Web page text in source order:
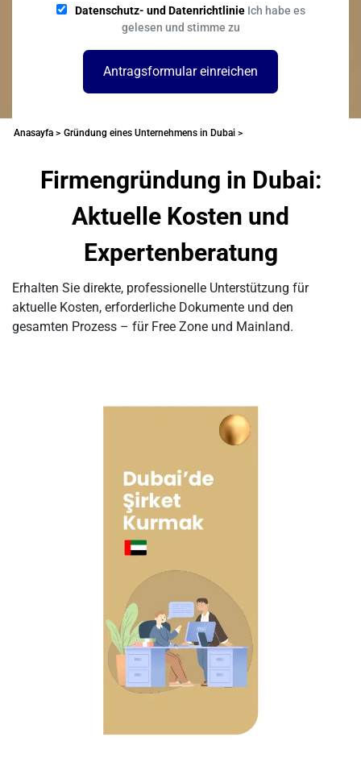
Datenschutz- und DatenrichtlinieIch habe es
gelesen und stimme zu
Antragsformular einreichen
Anasayfa > Gründung eines Unternehmens in Dubai >
Firmengründung in Dubai:
Aktuelle Kosten und
Expertenberatung
Erhalten Sie direkte, professionelle Unterstützung für
aktuelle Kosten, erforderliche Dokumente und den
gesamten Prozess – für Free Zone und Mainland.